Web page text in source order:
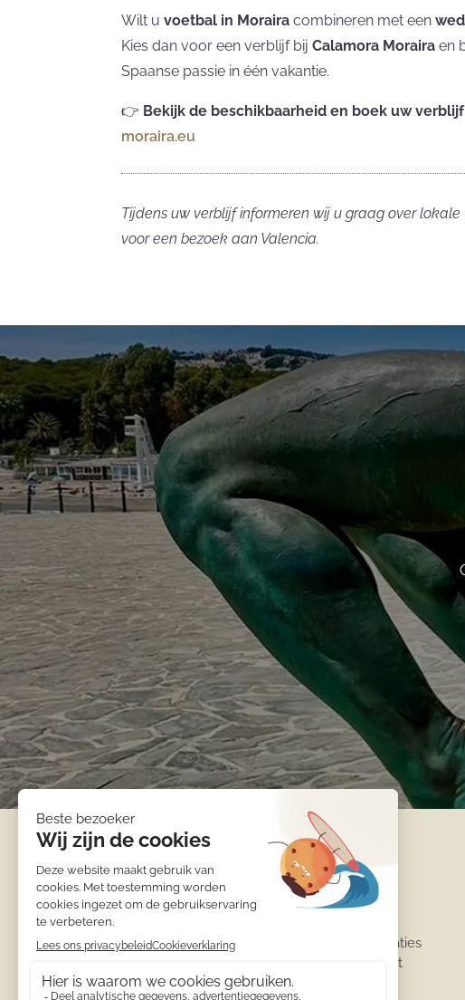
Wilt uvoetbal in Moraira combineren met een
Kies dan voor een verblijf bijCalamora Moraira en
Spaanse passie in één vakantie.
👉 Bekijk de beschikbaarheid en boek uw
moraira.eu
Tijdens uw verblijf informeren wij u graag over
voor een bezoek aan Valencia.
Informatie
Accommodaties
Appartement